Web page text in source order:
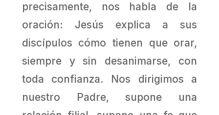
precisamente, nos habla de la
oración: Jesús explica a sus
discípulos cómo tienen que orar,
siempre y sin desanimarse, con
toda confianza. Nos dirigimos a
nuestro Padre, supone una